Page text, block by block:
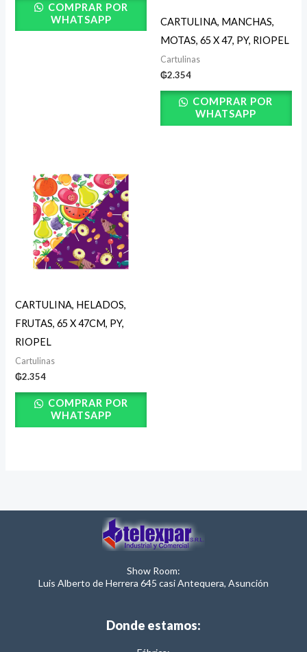
COMPRAR POR
WHATSAPP
CARTULINA, MANCHAS,
MOTAS, 65 X 47, PY, RIOPEL
Cartulinas
₲2.354
COMPRAR POR
WHATSAPP
CARTULINA, HELADOS,
FRUTAS, 65 X 47CM, PY,
RIOPEL
Cartulinas
₲2.354
COMPRAR POR
WHATSAPP
Show Room:
Luis Alberto de Herrera 645 casi Antequera, Asunción
Donde estamos: